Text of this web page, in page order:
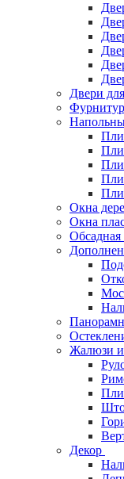
Двери
Окна
Окна
Обсадная
Жалюзи
Декор